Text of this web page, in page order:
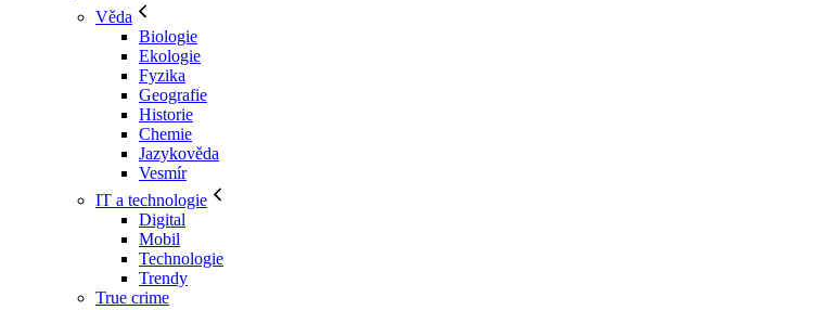
Věda
Biologie
Ekologie
Fyzika
Geografie
Historie
Chemie
Jazykověda
Vesmír
IT a technologie
Digital
Mobil
Technologie
Trendy
True crime